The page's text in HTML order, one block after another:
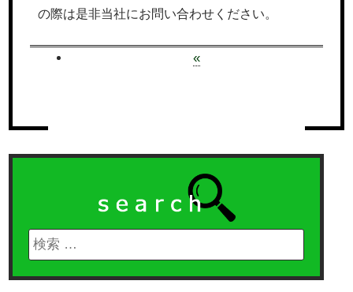
の際は是非当社にお問い合わせください。
«